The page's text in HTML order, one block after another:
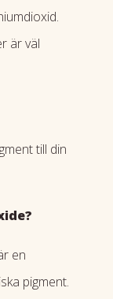
är väl
till din
en
pigment.